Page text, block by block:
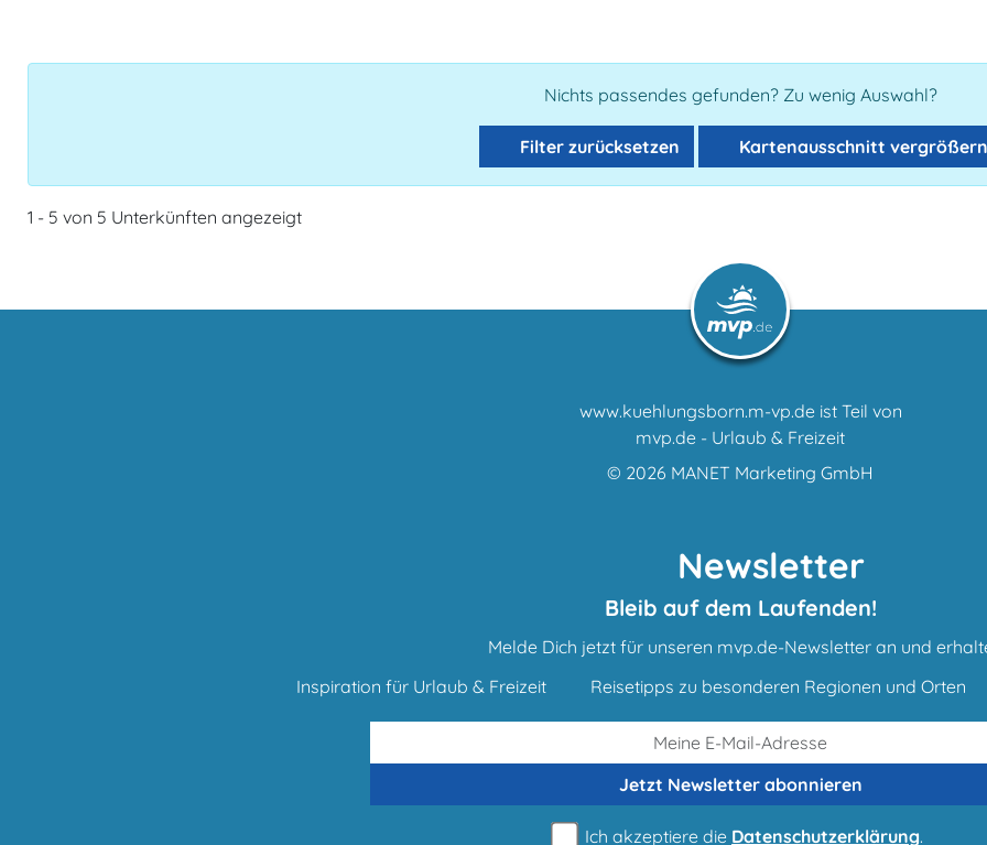
Nichts passendes gefunden? Zu wenig Auswahl?
Filter zurücksetzen Kartenausschnitt vergrößern
1 - 5 von 5 Unterkünften angezeigt
www.kuehlungsborn.m-vp.de ist Teil von
mvp.de - Urlaub & Freizeit
© 2026 MANET Marketing GmbH
Newsletter
Bleib auf dem Laufenden!
Melde Dich jetzt für unseren mvp.de-Newsletter an und
Inspiration für Urlaub & Freizeit
Reisetipps zu besonderen Regionen und Orten
Jetzt Newsletterabonnieren
Ich akzeptiere die Datenschutzerklärung.